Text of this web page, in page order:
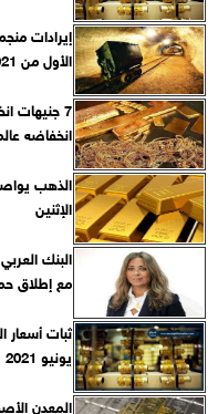
الأول من 2021
7 جنيهات
انخفاضه عالميًا
الإثنين
البنك
مع إطلاق
يونيو 2021
المعدن الأصفر يهبط 20 دولار